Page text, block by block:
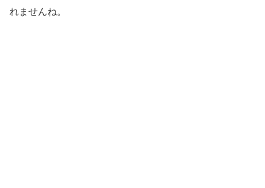
れませんね。